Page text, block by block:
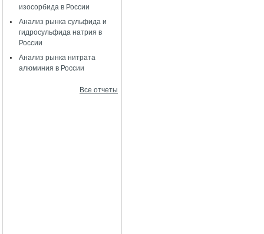
изосорбида в России
Анализ рынка сульфида и
гидросульфида натрия в
России
Анализ рынка нитрата
алюминия в России
Все отчеты